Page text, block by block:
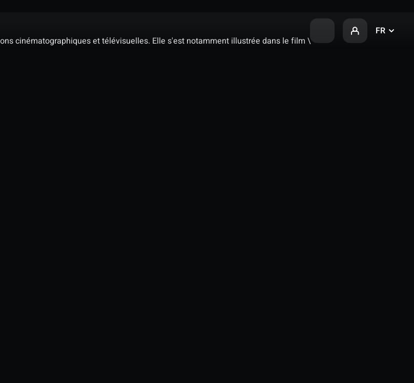
FR
cinématographiques et télévisuelles. Elle s'est notamment illustrée dans le film \